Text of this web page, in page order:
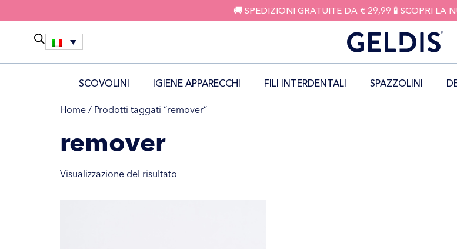
🚚 SPEDIZIONI GRATUITE DA € 29,99 🧪 SCOPRI LA
SCOVOLINI IGIENE APPARECCHI FILI INTERDENTALI SPAZZOLINI
Home / Prodotti taggati “remover”
remover
Visualizzazione del risultato